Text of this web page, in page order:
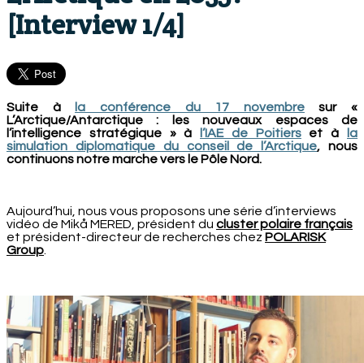
[Interview 1/4]
Suite à la conférence du 17 novembresur «
L’Arctique/Antarctique : les nouveaux espaces de
l’intelligence stratégique » à
l’IAE de Poitierset à
la
simulation diplomatique du conseil de l’Arctique, nous
continuons notre marche vers le Pôle Nord.
Aujourd’hui, nous vous proposons une série d’interviews
vidéo de Mikå MERED, président du cluster polaire français
et président-directeur de recherches chez POLARISK
Group.